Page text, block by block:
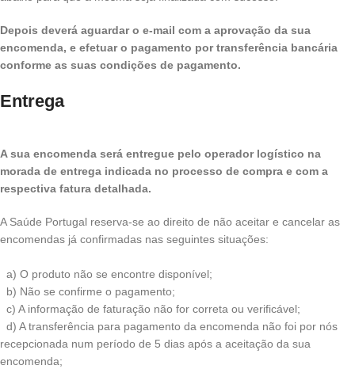
Depois deverá aguardar o e-mail com a aprovação da sua
encomenda, e efetuar o pagamento por transferência bancária
conforme as suas condições de pagamento.
Entrega
A sua encomenda será entregue pelo operador logístico na
morada de entrega indicada no processo de compra e com a
respectiva fatura detalhada.
A Saúde Portugal reserva-se ao direito de não aceitar e cancelar as
encomendas já confirmadas nas seguintes situações:
a) O produto não se encontre disponível;
b) Não se confirme o pagamento;
c) A informação de faturação não for correta ou verificável;
d) A transferência para pagamento da encomenda não foi por nós
recepcionada num período de 5 dias após a aceitação da sua
encomenda;